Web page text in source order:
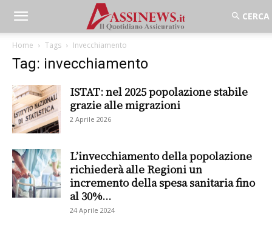
Home Tags Invecchiamento
Tag: invecchiamento
ISTAT: nel 2025 popolazione stabile
grazie alle migrazioni
2 Aprile 2026
L’invecchiamento della popolazione
richiederà alle Regioni un
incremento della spesa sanitaria fino
al 30%...
24 Aprile 2024